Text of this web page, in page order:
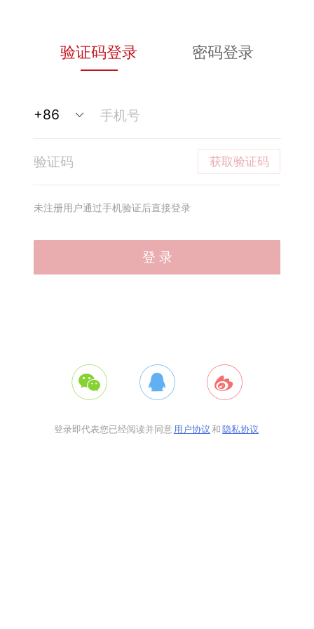
验证码登录 密码登录
获取验证码
未注册用户通过手机验证后直接登录
登 录
登录即代表您已经阅读并同意用户协议和隐私协议